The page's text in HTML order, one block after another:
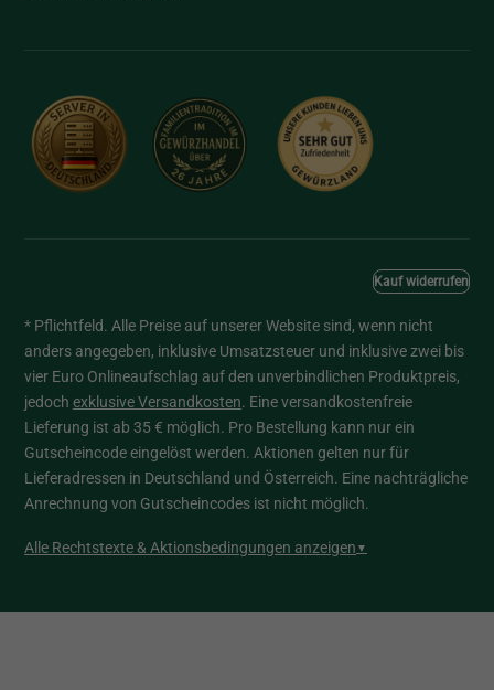
Kauf widerrufen
* Pflichtfeld. Alle Preise auf unserer Website sind, wenn nicht
anders angegeben, inklusive Umsatzsteuer und inklusive zwei bis
vier Euro Onlineaufschlag auf den unverbindlichen Produktpreis,
jedoch exklusive Versandkosten. Eine versandkostenfreie
Lieferung ist ab 35 € möglich. Pro Bestellung kann nur ein
Gutscheincode eingelöst werden. Aktionen gelten nur für
Lieferadressen in Deutschland und Österreich. Eine nachträgliche
Anrechnung von Gutscheincodes ist nicht möglich.
Alle Rechtstexte & Aktionsbedingungen anzeigen